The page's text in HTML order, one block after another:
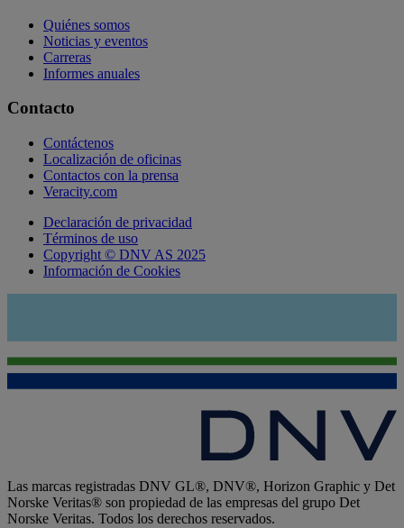
Quiénes somos
Noticias y eventos
Carreras
Informes anuales
Contacto
Contáctenos
Localización de oficinas
Contactos con la prensa
Veracity.com
Declaración de privacidad
Términos de uso
Copyright © DNV AS 2025
Información de Cookies
Las marcas registradas DNV GL®, DNV®, Horizon Graphic y Det
Norske Veritas® son propiedad de las empresas del grupo Det
Norske Veritas. Todos los derechos reservados.